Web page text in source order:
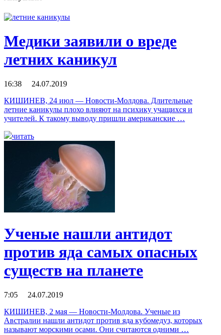
Медики заявили о вреде
летних каникул
16:38 24.07.2019
КИШИНЕВ, 24 июл — Новости-Молдова. Длительные
летние каникулы плохо влияют на психику учащихся и
учителей. К такому выводу пришли американские …
читать
Ученые нашли антидот
против яда самых опасных
существ на планете
7:05 24.07.2019
КИШИНЕВ, 2 мая — Новости-Молдова. Ученые из
Австралии нашли антидот против яда кубомедуз, которых
называют морскими осами. Они считаются одними …